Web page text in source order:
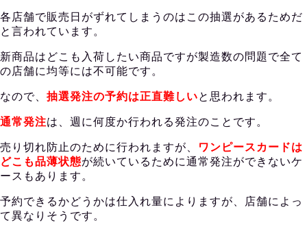
各店舗で販売日がずれてしまうのはこの抽選があるためだ
と言われています。
新商品はどこも入荷したい商品ですが製造数の問題で全て
の店舗に均等には不可能です。
なので、 抽選発注の予約は正直難しいと思われます。
通常発注は、週に何度か行われる発注のことです。
売り切れ防止のために行われますが、
ワンピースカードは
どこも品薄状態が続いているために通常発注ができないケ
ースもあります。
予約できるかどうかは仕入れ量によりますが、店舗によっ
て異なりそうです。